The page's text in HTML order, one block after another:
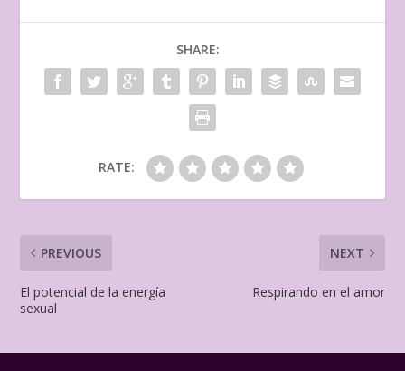
SHARE:
RATE:
PREVIOUS
El potencial de la energía
sexual
NEXT
Respirando en el amor